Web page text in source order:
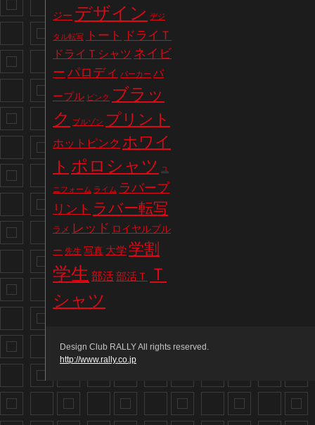
ジー デザイン デジ
タル転写 トート ドライＴ
ドライＴシャツ ネイビ
ー パロディ パーカー パ
ープル ピンク ブラッ
ク
ブルゾン プリント
ホットピンク ホワイ
ト ポロシャツ ユ
ニフォーム ライム ラバープ
リント ラバー転写
ラメ レッド ロイヤルブル
ー 先生 写真 大学 学割
学生 部活部活Ｔ
Ｔ
シャツ
Design Club RALLY All rights reserved.
http://www.rally.co.jp